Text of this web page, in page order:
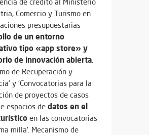
Comercio y Turismo en
presupuestarias
de un entorno
tipo «app store» y
de innovación abierta.
de Recuperación y
y ‘Convocatorias para la
de proyectos de casos
espacios de datos en el
en las convocatorias
milla’. Mecanismo de